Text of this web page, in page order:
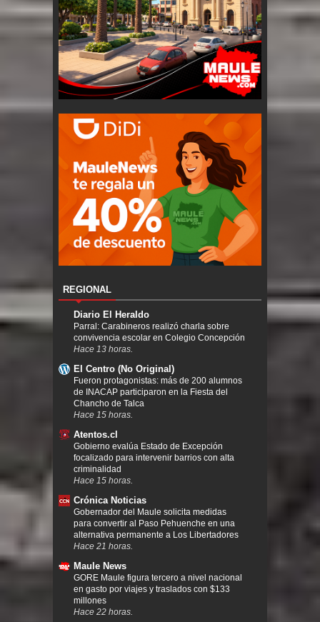
REGIONAL
Diario El Heraldo
Parral: Carabineros realizó charla sobre
convivencia escolar en Colegio Concepción
Hace 13 horas.
El Centro (No Original)
Fueron protagonistas: más de 200 alumnos
de INACAP participaron en la Fiesta del
Chancho de Talca
Hace 15 horas.
Atentos.cl
Gobierno evalúa Estado de Excepción
focalizado para intervenir barrios con alta
criminalidad
Hace 15 horas.
Crónica Noticias
Gobernador del Maule solicita medidas
para convertir al Paso Pehuenche en una
alternativa permanente a Los Libertadores
Hace 21 horas.
Maule News
GORE Maule figura tercero a nivel nacional
en gasto por viajes y traslados con $133
millones
Hace 22 horas.